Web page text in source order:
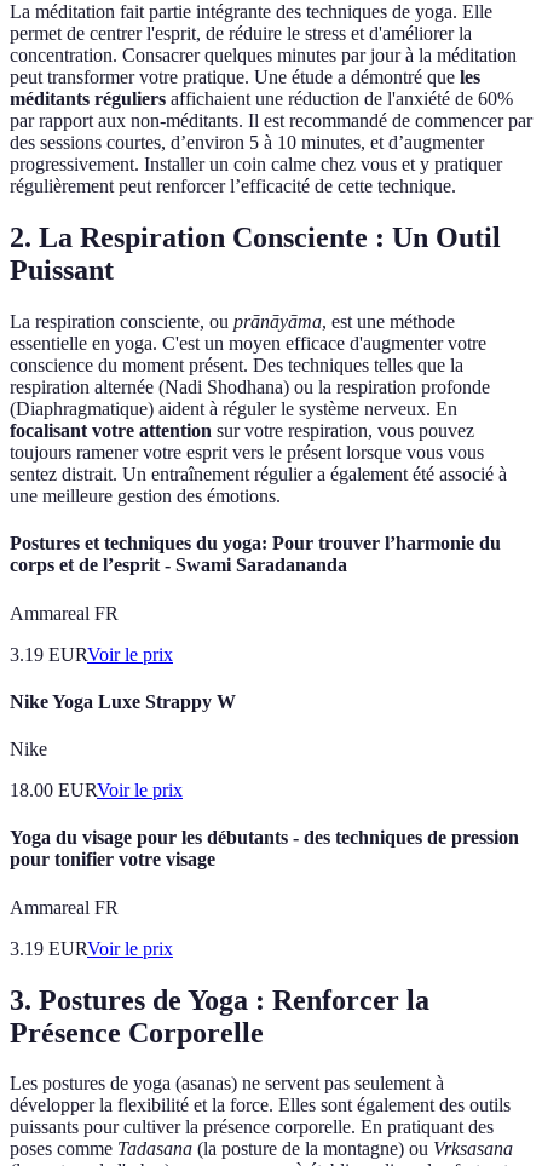
La méditation fait partie intégrante des techniques de yoga. Elle
permet de centrer l'esprit, de réduire le stress et d'améliorer la
concentration. Consacrer quelques minutes par jour à la méditation
peut transformer votre pratique. Une étude a démontré que les
méditants réguliers affichaient une réduction de l'anxiété de 60%
par rapport aux non-méditants. Il est recommandé de commencer par
des sessions courtes, d’environ 5 à 10 minutes, et d’augmenter
progressivement. Installer un coin calme chez vous et y pratiquer
régulièrement peut renforcer l’efficacité de cette technique.
2. La Respiration Consciente : Un Outil
Puissant
La respiration consciente, ou prānāyāma, est une méthode
essentielle en yoga. C'est un moyen efficace d'augmenter votre
conscience du moment présent. Des techniques telles que la
respiration alternée (Nadi Shodhana) ou la respiration profonde
(Diaphragmatique) aident à réguler le système nerveux. En
focalisant votre attention sur votre respiration, vous pouvez
toujours ramener votre esprit vers le présent lorsque vous vous
sentez distrait. Un entraînement régulier a également été associé à
une meilleure gestion des émotions.
Postures et techniques du yoga: Pour trouver l’harmonie du
corps et de l’esprit - Swami Saradananda
Ammareal FR
3.19 EURVoir le prix
Nike Yoga Luxe Strappy W
Nike
18.00 EURVoir le prix
Yoga du visage pour les débutants - des techniques de pression
pour tonifier votre visage
Ammareal FR
3.19 EURVoir le prix
3. Postures de Yoga : Renforcer la
Présence Corporelle
Les postures de yoga (asanas) ne servent pas seulement à
développer la flexibilité et la force. Elles sont également des outils
puissants pour cultiver la présence corporelle. En pratiquant des
poses comme Tadasana (la posture de la montagne) ou Vrksasana